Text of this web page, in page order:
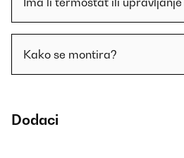
Kako se montira?
Dodaci